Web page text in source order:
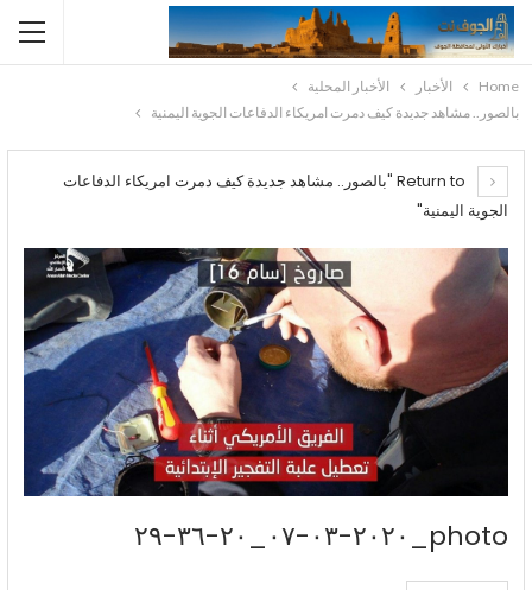
Home الأخبار
الأخبار المحلية
بالصور.. مشاهد جديدة كيف دمرت امريكاء الدفاعات الجوية اليمنية
Return to "بالصور.. مشاهد جديدة كيف دمرت امريكاء الدفاعات
الجوية اليمنية"
photo_٢٠٢٠-٠٣-٠٧_٢٠-٣٦-٢٩